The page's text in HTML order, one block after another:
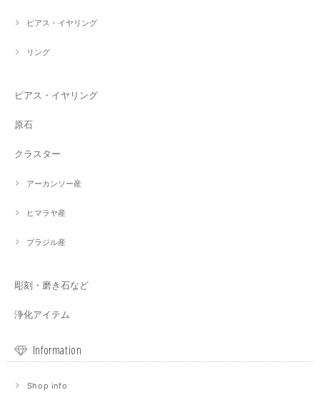
ピアス・イヤリング
リング
ピアス・イヤリング
原石
クラスター
アーカンソー産
ヒマラヤ産
ブラジル産
彫刻・磨き石など
浄化アイテム
Information
Shop info